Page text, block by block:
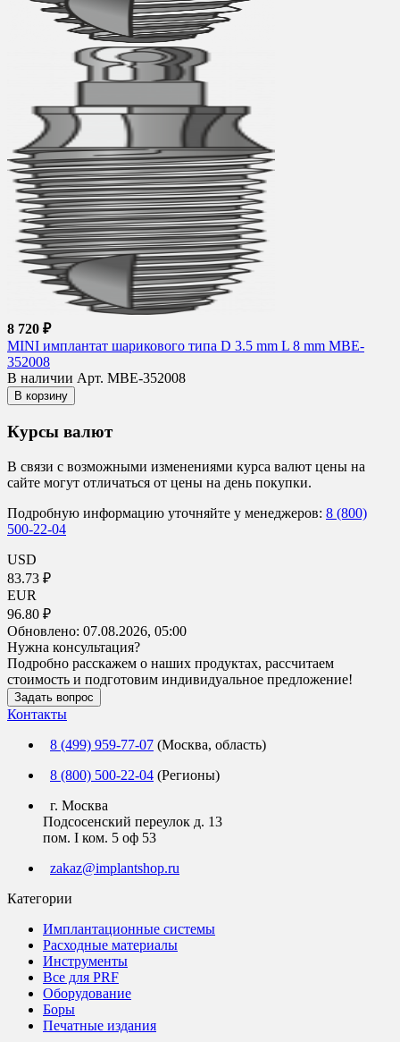
8 720 ₽
MINI имплантат шарикового типа D 3.5 mm L 8 mm MBE-
352008
В наличии Арт. MBE-352008
В корзину
Курсы валют
В связи с возможными изменениями курса валют цены на
сайте могут отличаться от цены на день покупки.
Подробную информацию уточняйте у менеджеров: 8 (800)
500-22-04
USD
83.73 ₽
EUR
96.80 ₽
Обновлено: 07.08.2026, 05:00
Нужна консультация?
Подробно расскажем о наших продуктах, рассчитаем
стоимость и подготовим индивидуальное предложение!
Задать вопрос
Контакты
8 (499) 959-77-07 (Москва, область)
8 (800) 500-22-04 (Регионы)
г. Москва
Подсосенский переулок д. 13
пом. I ком. 5 оф 53
zakaz@implantshop.ru
Категории
Имплантационные системы
Расходные материалы
Инструменты
Все для PRF
Оборудование
Боры
Печатные издания